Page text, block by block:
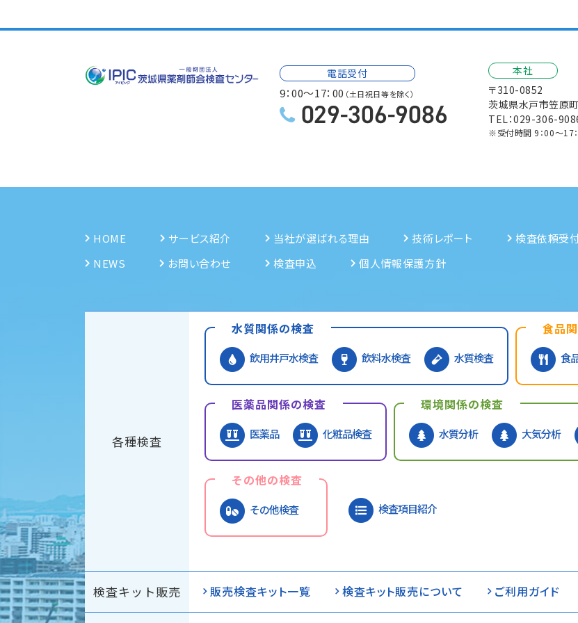
電話受付
9：00～17：00 （土日祝日等を除く）
本社
〒310-0852
茨城県水戸市笠原
TEL：029-306-
※受付時間 9：00～17：
HOME サービス紹介 当社が選ばれる理由 技術レポート 検査依頼受
NEWS
お問い合わせ 検査申込 個人情報保護方針
各種検査
水質関係の検査
飲用井戸水検査 飲料水検査 水質検査
食品
食
医薬品関係の検査
医薬品 化粧品検査
環境関係の検査
水質分析 大気分析
その他の検査
その他検査 検査項目紹介
検査キット販売 販売検査キット一覧 検査キット販売について ご利用ガイド